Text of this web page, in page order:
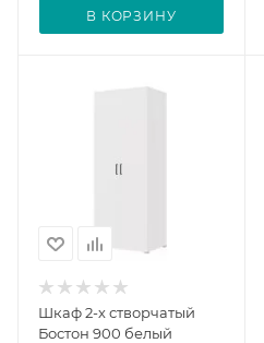
В КОРЗИНУ
Шкаф 2-х створчатый
Бостон 900 белый